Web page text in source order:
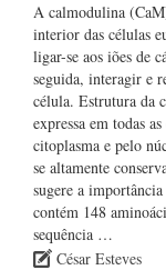
A calmodulina
interior das células
ligar-se aos iões de
seguida, interagir e
célula. Estrutura da
expressa em todas
citoplasma e pelo
se altamente
sugere a
contém 148
sequência …
César Esteves